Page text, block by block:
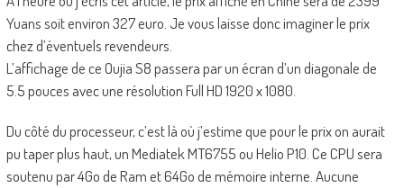
Yuans soit environ 327 euro. Je vous laisse donc imaginer le prix
chez d’éventuels revendeurs.
L’affichage de ce Oujia S8 passera par un écran d’un diagonale de
5.5 pouces avec une résolution Full HD 1920 x 1080.
Du côté du processeur, c’est là où j’estime que pour le prix on aurait
pu taper plus haut, un Mediatek MT6755 ou Helio P10. Ce CPU sera
soutenu par 4Go de Ram et 64Go de mémoire interne. Aucune